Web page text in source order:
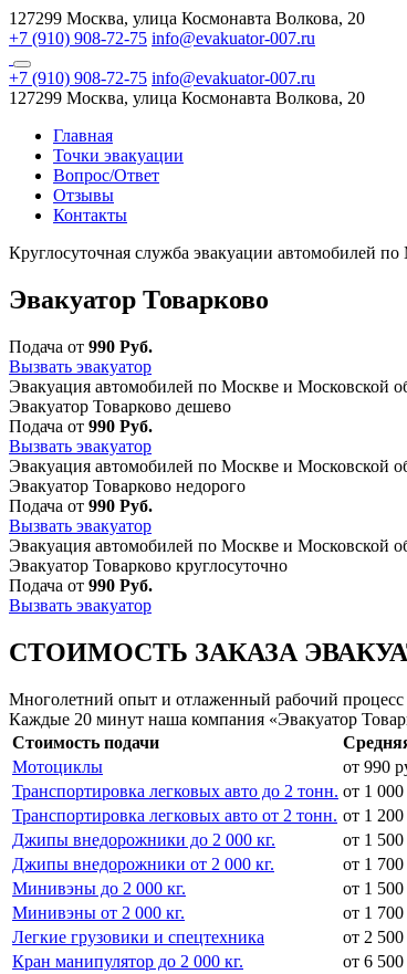
127299 Москва, улица Космонавта Волкова, 20
+7 (910) 908-72-75 info@evakuator-007.ru
+7 (910) 908-72-75 info@evakuator-007.ru
127299 Москва, улица Космонавта Волкова, 20
Главная
Точки эвакуации
Вопрос/Ответ
Отзывы
Контакты
Круглосуточная служба эвакуации автомобилей
Эвакуатор Товарково
Подача от 990 Руб.
Вызвать эвакуатор
Эвакуация автомобилей по Москве и Московской
Эвакуатор Товарково дешево
Подача от 990 Руб.
Вызвать эвакуатор
Эвакуация автомобилей по Москве и Московской
Эвакуатор Товарково недорого
Подача от 990 Руб.
Вызвать эвакуатор
Эвакуация автомобилей по Москве и Московской
Эвакуатор Товарково круглосуточно
Подача от 990 Руб.
Вызвать эвакуатор
СТОИМОСТЬ ЗАКАЗА
Многолетний опыт и отлаженный рабочий процесс
Каждые 20 минут наша компания «Эвакуатор
Стоимость подачи
Мотоциклы
от 990
Транспортировка легковых авто до 2 тонн. от 1 000
Транспортировка легковых авто от 2 тонн. от 1 200
Джипы внедорожники до 2 000 кг.
от 1 500
Джипы внедорожники от 2 000 кг.
от 1 700
Минивэны до 2 000 кг.
от 1 500
Минивэны от 2 000 кг.
от 1 700
Легкие грузовики и спецтехника
от 2 500
Кран манипулятор до 2 000 кг.
от 6 500